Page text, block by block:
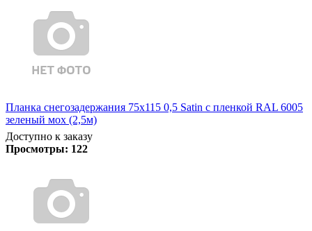
Планка снегозадержания 75х115 0,5 Satin с пленкой RAL 6005
зеленый мох (2,5м)
Доступно к заказу
Просмотры: 122